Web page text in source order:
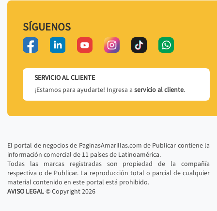
SÍGUENOS
SERVICIO AL CLIENTE
¡Estamos para ayudarte! Ingresa a servicio al cliente.
El portal de negocios de PaginasAmarillas.com de Publicar contiene la
información comercial de 11 países de Latinoamérica.
Todas las marcas registradas son propiedad de la compañía
respectiva o de Publicar. La reproducción total o parcial de cualquier
material contenido en este portal está prohibido.
AVISO LEGAL© Copyright2026